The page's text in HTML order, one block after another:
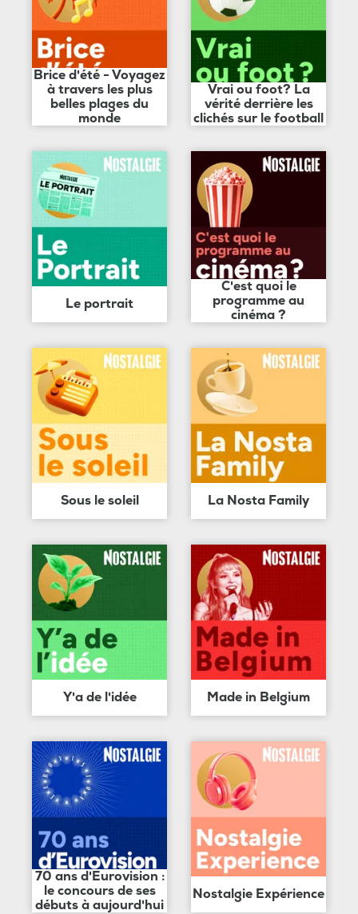
Brice d'été - Voyagez
à travers les plus
belles plages du
monde
Vrai ou foot? La
vérité derrière les
clichés sur le football
Le portrait
C'est quoi le
programme au
cinéma ?
Sous le soleil La Nosta Family
Y'a de l'idée Made in Belgium
70 ans d'Eurovision :
le concours de ses
débuts à aujourd'hui
Nostalgie Expérience